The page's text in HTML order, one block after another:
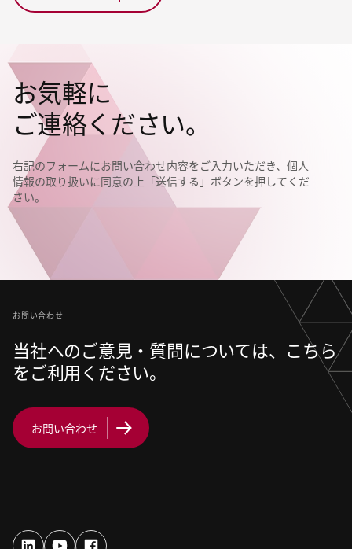
お気軽に
ご連絡ください。
右記のフォームにお問い合わせ内容をご入力いただき、個人
情報の取り扱いに同意の上「送信する」ボタンを押してくだ
さい。
お問い合わせ
当社へのご意見・質問については、こちら
をご利用ください。
お問い合わせ